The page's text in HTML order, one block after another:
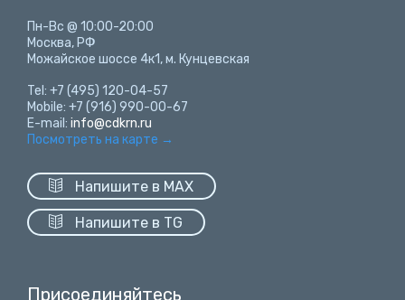
Пн-Вс @ 10:00-20:00
Москва, РФ
Можайское шоссе 4к1, м. Кунцевская
Tel: +7 (495) 120-04-57
Mobile: +7 (916) 990-00-67
E-mail: info@cdkrn.ru
Посмотреть на карте →
 Напишите в MAX
 Напишите в TG
Присоединяйтесь